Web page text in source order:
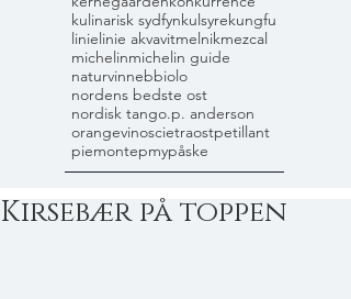
kulinarisk sydfynkulsyrekungfu
linielinie akvavitmelnikmezcal
michelinmichelin guide
naturvinnebbiolo
nordens bedste ost
nordisk tango.p. anderson
orangevinoscietraostpetillant
piemontepmypåske
Kirsebær på toppen